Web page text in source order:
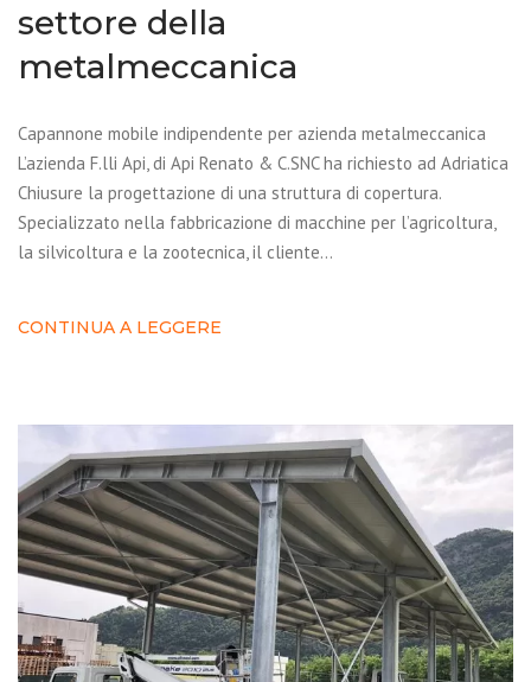
settore della
metalmeccanica
Capannone mobile indipendente per azienda metalmeccanica
L’azienda F.lli Api, di Api Renato & C.SNC ha richiesto ad Adriatica
Chiusure la progettazione di una struttura di copertura.
Specializzato nella fabbricazione di macchine per l’agricoltura,
la silvicoltura e la zootecnica, il cliente…
CONTINUA A LEGGERE